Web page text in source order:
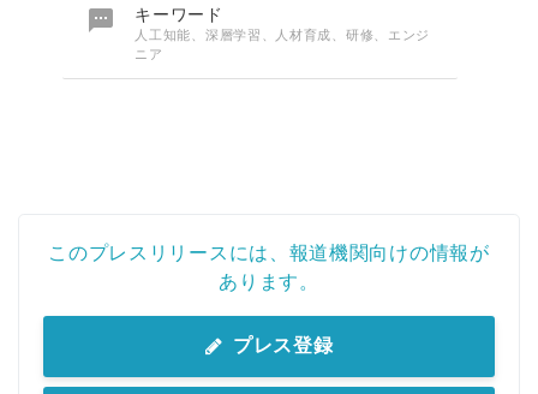
 キーワード
人工知能、深層学習、人材育成、研修、エンジ
ニア
このプレスリリースには、報道機関向けの情報が
あります。
プレス登録